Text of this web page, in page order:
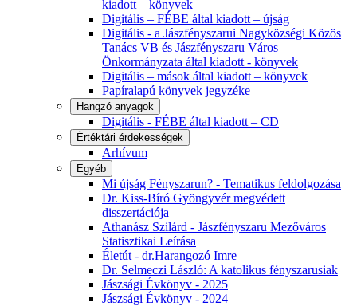
kiadott – könyvek
Digitális – FÉBE által kiadott – újság
Digitális - a Jászfényszarui Nagyközségi Közös
Tanács VB és Jászfényszaru Város
Önkormányzata által kiadott - könyvek
Digitális – mások által kiadott – könyvek
Papíralapú könyvek jegyzéke
Hangzó anyagok
Digitális - FÉBE által kiadott – CD
Értéktári érdekességek
Arhívum
Egyéb
Mi újság Fényszarun? - Tematikus feldolgozása
Dr. Kiss-Bíró Gyöngyvér megvédett
disszertációja
Athanász Szilárd - Jászfényszaru Mezőváros
Statisztikai Leírása
Életút - dr.Harangozó Imre
Dr. Selmeczi László: A katolikus fényszarusiak
Jászsági Évkönyv - 2025
Jászsági Évkönyv - 2024